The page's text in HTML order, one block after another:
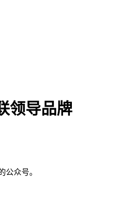
领导品牌
公众号。